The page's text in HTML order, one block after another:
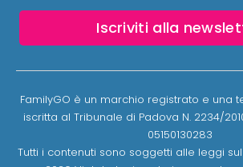
Iscriviti alla
FamilyGO è un marchio registrato e una
iscritta al Tribunale di Padova N. 2234/2010.
05150130283
Tutti i contenuti sono soggetti alle leggi